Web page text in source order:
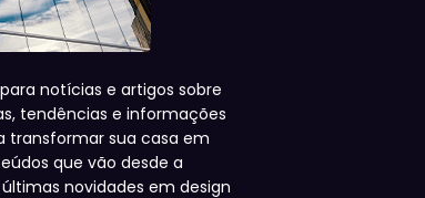
notícias e artigos sobre
tendências e informações
transformar sua casa em
que vão desde a
novidades em design